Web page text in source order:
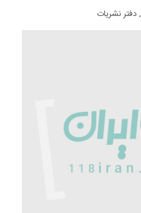
,دفتر نشریات